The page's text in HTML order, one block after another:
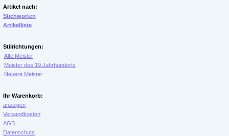
Artikel nach:
Stichworten
Artikelliste
Stilrichtungen:
Alte Meister
Meister des 19.Jahrhunderts
Neuere Meister
Ihr Warenkorb:
anzeigen
Versandkosten
AGB
Datenschutz